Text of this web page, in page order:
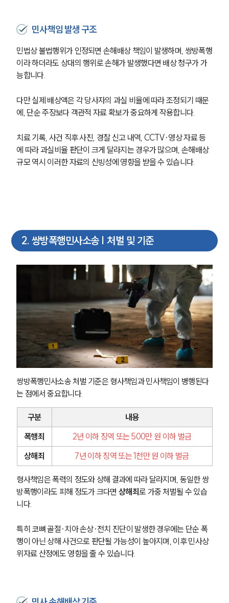
민사책임 발생 구조
민법상 불법행위가 인정되면 손해배상 책임이 발생하며, 쌍방폭행
이라 하더라도 상대의 행위로 손해가 발생했다면 배상 청구가 가
능합니다.
다만 실제 배상액은 각 당사자의 과실 비율에 따라 조정되기 때문
에, 단순 주장보다 객관적 자료 확보가 중요하게 작용합니다.
치료 기록, 사건 직후 사진, 경찰 신고 내역, CCTV·영상 자료 등
에 따라 과실비율 판단이 크게 달라지는 경우가 많으며, 손해배상
규모 역시 이러한 자료의 신빙성에 영향을 받을 수 있습니다.
2. 쌍방폭행민사소송 | 처벌 및 기준
쌍방폭행민사소송 처벌 기준은 형사책임과 민사책임이 병행된다
는 점에서 중요합니다.
구분
내용
폭행죄
2년 이하 징역 또는 500만 원 이하 벌금
상해죄
7년 이하 징역 또는 1천만 원 이하 벌금
형사책임은 폭력의 정도와 상해 결과에 따라 달라지며, 동일한 쌍
방폭행이라도 피해 정도가 크다면 상해죄로 가중 처벌될 수 있습
니다.
특히 코뼈 골절·치아 손상·전치 진단이 발생한 경우에는 단순 폭
행이 아닌 상해 사건으로 판단될 가능성이 높아지며, 이후 민사상
위자료 산정에도 영향을 줄 수 있습니다.